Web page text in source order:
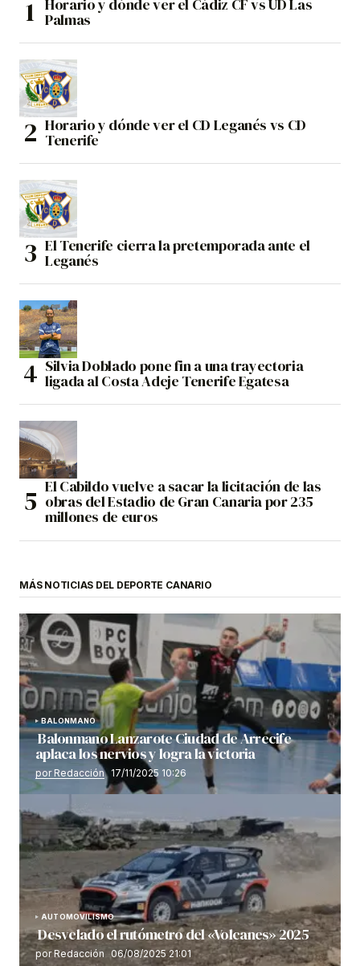
Horario y dónde ver el Cádiz CF vs UD Las
Palmas
Horario y dónde ver el CD Leganés vs CD
Tenerife
El Tenerife cierra la pretemporada ante el
Leganés
Silvia Doblado pone fin a una trayectoria
ligada al Costa Adeje Tenerife Egatesa
El Cabildo vuelve a sacar la licitación de las
obras del Estadio de Gran Canaria por 235
millones de euros
MÁS NOTICIAS DEL DEPORTE CANARIO
BALONMANO
Balonmano Lanzarote Ciudad de Arrecife
aplaca los nervios y logra la victoria
por Redacción 17/11/2025 10:26
AUTOMOVILISMO
Desvelado el rutómetro del «Volcanes» 2025
por Redacción 06/08/2025 21:01